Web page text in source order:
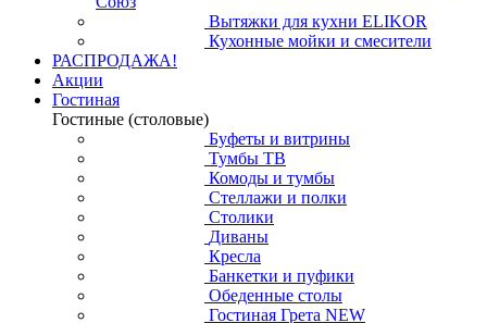
Вытяжки для кухни ELIKOR
Кухонные мойки и смесители
РАСПРОДАЖА!
Акции
Гостиная
Гостиные (столовые)
Буфеты и витрины
Тумбы ТВ
Комоды и тумбы
Стеллажи и полки
Столики
Диваны
Кресла
Банкетки и пуфики
Обеденные столы
Гостиная Грета NEW